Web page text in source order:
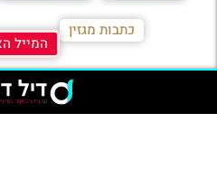
כתבות מגזין
המייל